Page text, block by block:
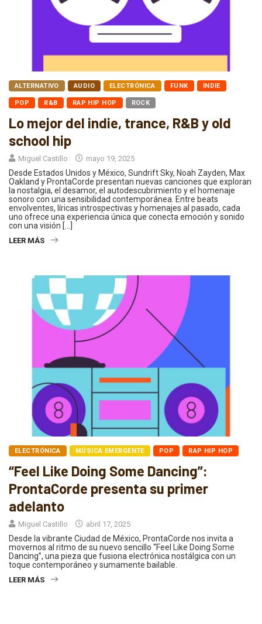
ALTERNATIVO AUDIO ELECTRÓNICA FUNK INDIE
POP R&B RAP HIP HOP ROCK
Lo mejor del indie, trance, R&B y old
school hip
Miguel Castillo mayo 19, 2025
Desde Estados Unidos y México, Sundrift Sky, Noah Zayden, Max
Oakland y ProntaCorde presentan nuevas canciones que exploran
la nostalgia, el desamor, el autodescubrimiento y el homenaje
sonoro con una sensibilidad contemporánea. Entre beats
envolventes, líricas introspectivas y homenajes al pasado, cada
uno ofrece una experiencia única que conecta emoción y sonido
con una visión […]
LEER MÁS
ELECTRÓNICA MÚSICA EMERGENTE POP RAP HIP HOP
“Feel Like Doing Some Dancing”:
ProntaCorde presenta su primer
adelanto
Miguel Castillo abril 17, 2025
Desde la vibrante Ciudad de México, ProntaCorde nos invita a
movernos al ritmo de su nuevo sencillo “Feel Like Doing Some
Dancing”, una pieza que fusiona electrónica nostálgica con un
toque contemporáneo y sumamente bailable.
LEER MÁS